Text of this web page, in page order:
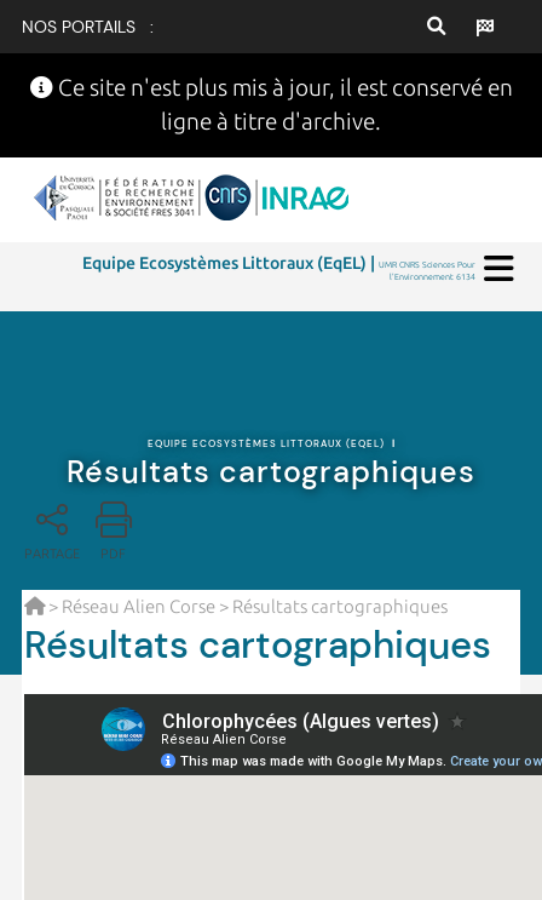
NOS PORTAILS :
Ce site n'est plus mis à jour, il est conservé en
ligne à titre d'archive.
Equipe Ecosystèmes Littoraux (EqEL) |UMR CNRS Sciences Pour
l'Environnement 6134
EQUIPE ECOSYSTÈMES LITTORAUX (EQEL) |
Résultats cartographiques
PARTAGE PDF
> Réseau Alien Corse> Résultats cartographiques
Résultats cartographiques